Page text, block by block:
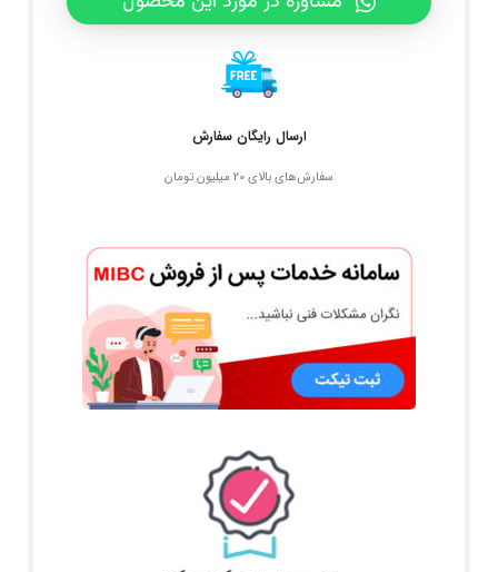
ارسال رایگان سفارش
سفارش‌های بالای 20 میلیون تومان